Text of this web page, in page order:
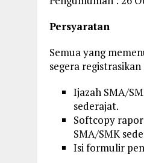
Persyaratan
Semua yang
segera
Ijazah SMA/
sederajat.
Softcopy
SMA/SMK
Isi formulir